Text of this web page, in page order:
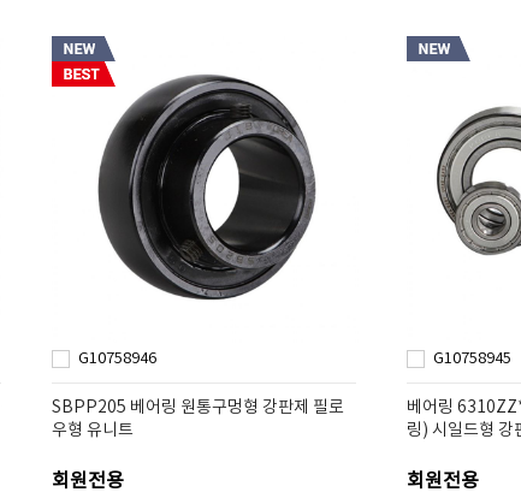
G10758946
SBPP205 베어링 원통구멍형 강판제 필로
우형 유니트
회원전용
G10758945
베어링
링) 시일드형
회원전용